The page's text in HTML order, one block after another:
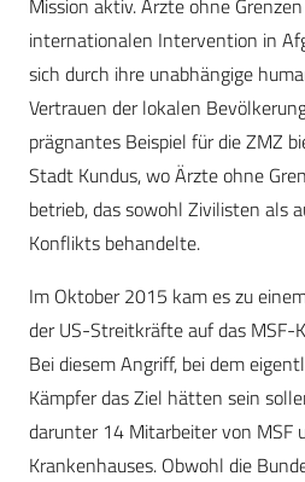
Mission aktiv. Ärzte ohne
internationalen Intervention in
sich durch ihre unabhängige
Vertrauen der lokalen
prägnantes Beispiel für die ZMZ
Stadt Kundus, wo Ärzte ohne
betrieb, das sowohl Zivilisten als
Konflikts behandelte.
Im Oktober 2015 kam es zu
der US-Streitkräfte auf das MSF-
Bei diesem Angriff, bei dem
Kämpfer das Ziel hätten sein
darunter 14 Mitarbeiter von MSF
Krankenhauses. Obwohl die